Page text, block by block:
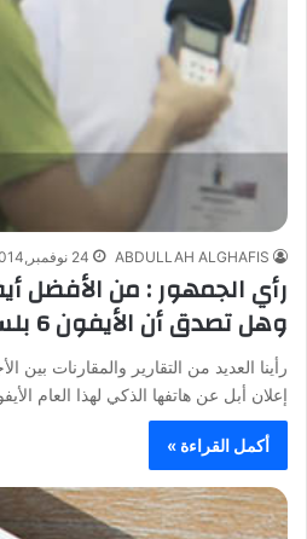
ABDULLAH ALGHAFIS 24 نوفمبر,2014
وهل تصدق أن الأيفون 6 بلس ينعفط ؟
رأينا العديد من التقارير والمقارنات بين
إعلان أبل عن هاتفها الذكي لهذا العام الأيفون6
أكمل القراءة »